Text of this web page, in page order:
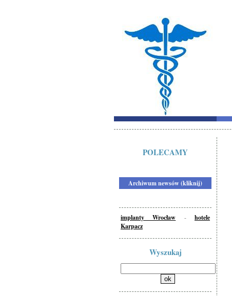
POLECAMY
Archiwum newsów (kliknij)
implanty Wrocław -hotele
Karpacz
Wyszukaj